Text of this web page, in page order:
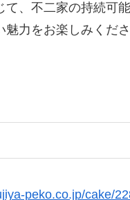
て、不二家の持続可
力をお楽しみくださ
peko.co.jp/cake/